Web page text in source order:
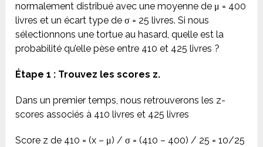
normalement distribué avec une moyenne de μ = 400
livres et un écart type de σ = 25 livres. Si nous
sélectionnons une tortue au hasard, quelle est la
probabilité qu’elle pèse entre 410 et 425 livres ?
Étape 1 : Trouvez les scores z.
Dans un premier temps, nous retrouverons les z-
scores associés à 410 livres et 425 livres
Score z de 410 = (x – μ) / σ = (410 – 400) / 25 = 10/25